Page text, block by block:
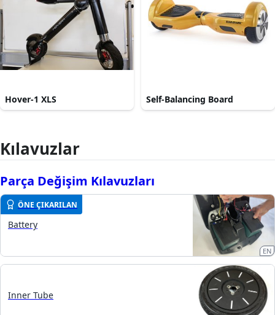
Hover-1 XLS Self-Balancing Board
Kılavuzlar
Parça Değişim Kılavuzları
ÖNE ÇIKARILAN
Battery
EN
Inner Tube